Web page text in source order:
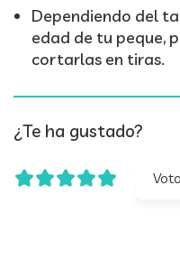
Dependiendo del
edad de tu peque,
cortarlas en tiras.
¿Te ha gustado?